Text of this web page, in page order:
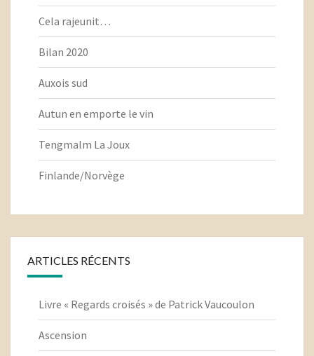
Cela rajeunit…
Bilan 2020
Auxois sud
Autun en emporte le vin
Tengmalm La Joux
Finlande/Norvège
ARTICLES RÉCENTS
Livre « Regards croisés » de Patrick Vaucoulon
Ascension